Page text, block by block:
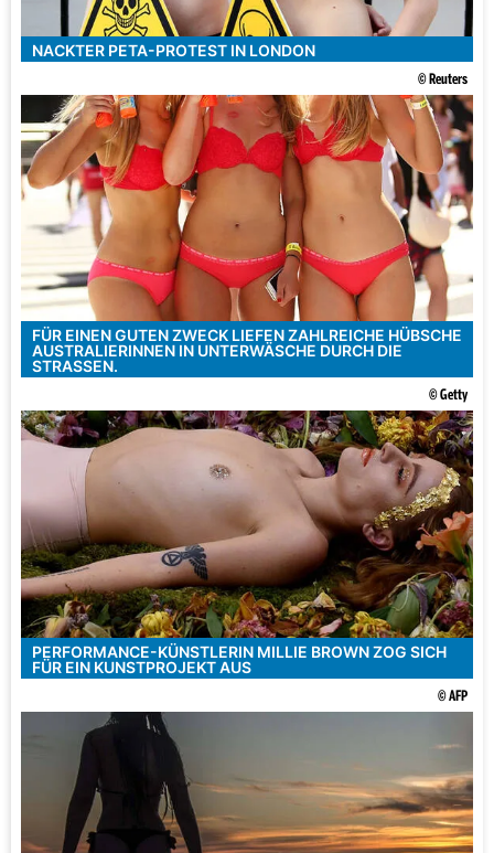
NACKTER PETA-PROTEST IN LONDON
© Reuters
FÜR EINEN GUTEN ZWECK LIEFEN ZAHLREICHE HÜBSCHE
AUSTRALIERINNEN IN UNTERWÄSCHE DURCH DIE
STRASSEN.
© Getty
PERFORMANCE-KÜNSTLERIN MILLIE BROWN ZOG SICH
FÜR EIN KUNSTPROJEKT AUS
© AFP